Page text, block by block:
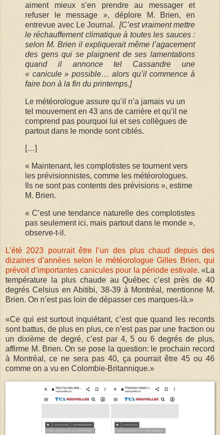
aiment mieux s’en prendre au messager et
refuser le message », déplore M. Brien, en
entrevue avec Le Journal. [C’est vraiment mettre
le réchauffement climatique à toutes les sauces :
selon M. Brien il expliquerait même l’agacement
des gens qui se plaignent de ses lamentations
quand il annonce tel Cassandre une
« canicule » possible… alors qu’il commence à
faire bon à la fin du printemps.]
Le météorologue assure qu’il n’a jamais vu un
tel mouvement en 43 ans de carrière et qu’il ne
comprend pas pourquoi lui et ses collègues de
partout dans le monde sont ciblés.
[…]
« Maintenant, les complotistes se tournent vers
les prévisionnistes, comme les météorologues.
Ils ne sont pas contents des prévisions », estime
M. Brien.
« C’est une tendance naturelle des complotistes
pas seulement ici, mais partout dans le monde »,
observe-t-il.
L’été 2023 pourrait être l’un des plus chaud depuis des
dizaines d’années selon le météorologue Gilles Brien, qui
prévoit d’importantes canicules pour la période estivale. «La
température la plus chaude au Québec c’est près de 40
degrés Celsius en Abitibi, 38-39 à Montréal, mentionne M.
Brien. On n’est pas loin de dépasser ces marques-là.»
«Ce qui est surtout inquiétant, c’est que quand les records
sont battus, de plus en plus, ce n’est pas par une fraction ou
un dixième de degré, c’est par 4, 5 ou 6 degrés de plus,
affirme M. Brien. On se pose la question: le prochain record
à Montréal, ce ne sera pas 40, ça pourrait être 45 ou 46
comme on a vu en Colombie-Britannique.»